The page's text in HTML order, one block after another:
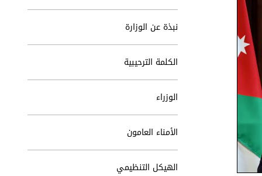
نبذة عن الوزارة
الكلمة الترحيبية
الوزراء
الأمناء العامون
الهيكل التنظيمي